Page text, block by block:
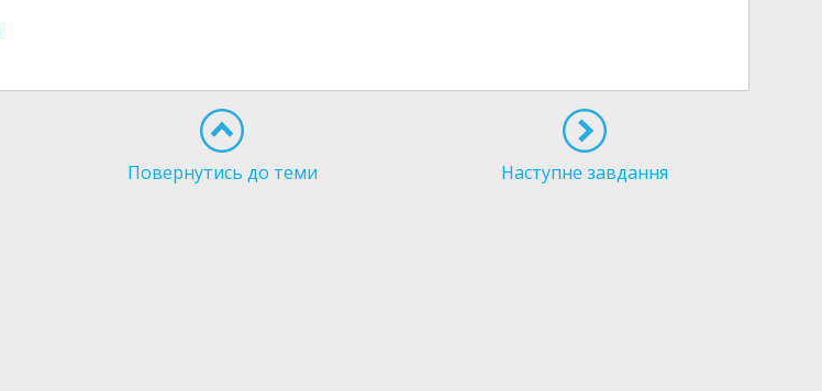
Повернутись до теми Наступне завдання